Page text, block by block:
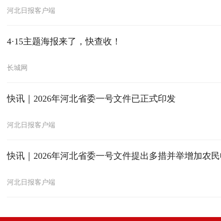
河北日报客户端
4·15主题海报来了，快查收！
长城网
快讯｜2026年河北省委一号文件已正式印发
河北日报客户端
快讯｜2026年河北省委一号文件提出多措并举增加农
河北日报客户端